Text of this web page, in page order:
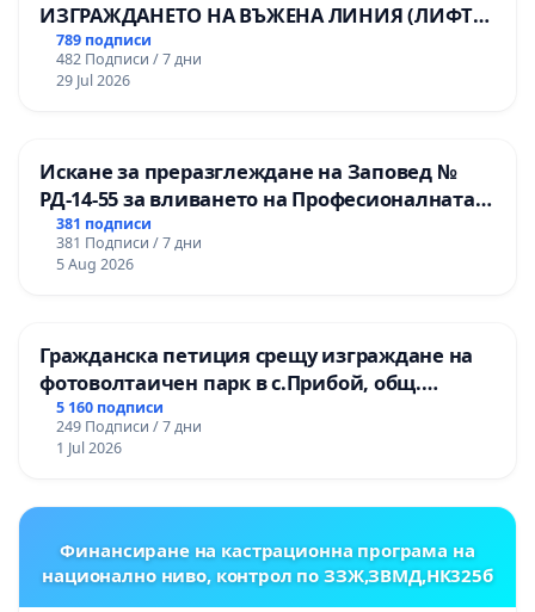
ИЗГРАЖДАНЕТО НА ВЪЖЕНА ЛИНИЯ (ЛИФТ)
НА ТЕРИТОРИЯТА НА ПРИРОДНА
ЗАБЕЛЕЖИТЕЛНОСТ „ХЪЛМ НА
ОСВОБОДИТЕЛИТЕ“ (БУНАРДЖИК)
789 подписи
482 Подписи / 7 дни
29 Jul 2026
Искане за преразглеждане на Заповед №
РД-14-55 за вливането на Професионалната
гимназия по промишлени технологии в
Професионалната гимназия по икономика и
мениджмънт – гр. Пазарджик
381 подписи
381 Подписи / 7 дни
5 Aug 2026
Гражданска петиция срещу изграждане на
фотоволтаичен парк в с.Прибой, общ.
Радомир
5 160 подписи
249 Подписи / 7 дни
1 Jul 2026
Финансиране на кастрационна програма на
национално ниво, контрол по ЗЗЖ,ЗВМД,НК325б